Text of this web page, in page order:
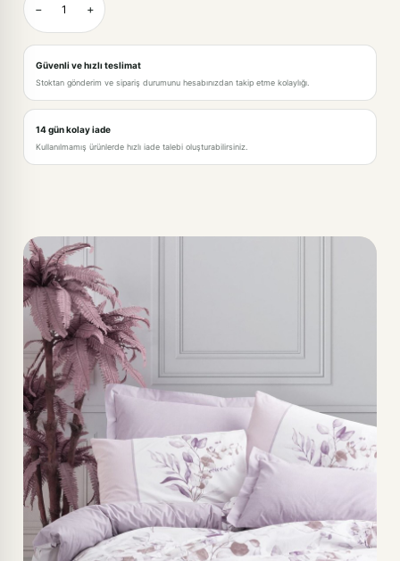
− +
Güvenli ve hızlı teslimat
Stoktan gönderim ve sipariş durumunu hesabınızdan takip etme kolaylığı.
14 gün kolay iade
Kullanılmamış ürünlerde hızlı iade talebi oluşturabilirsiniz.